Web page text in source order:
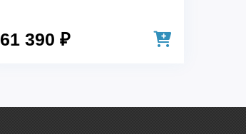
61 390 ₽